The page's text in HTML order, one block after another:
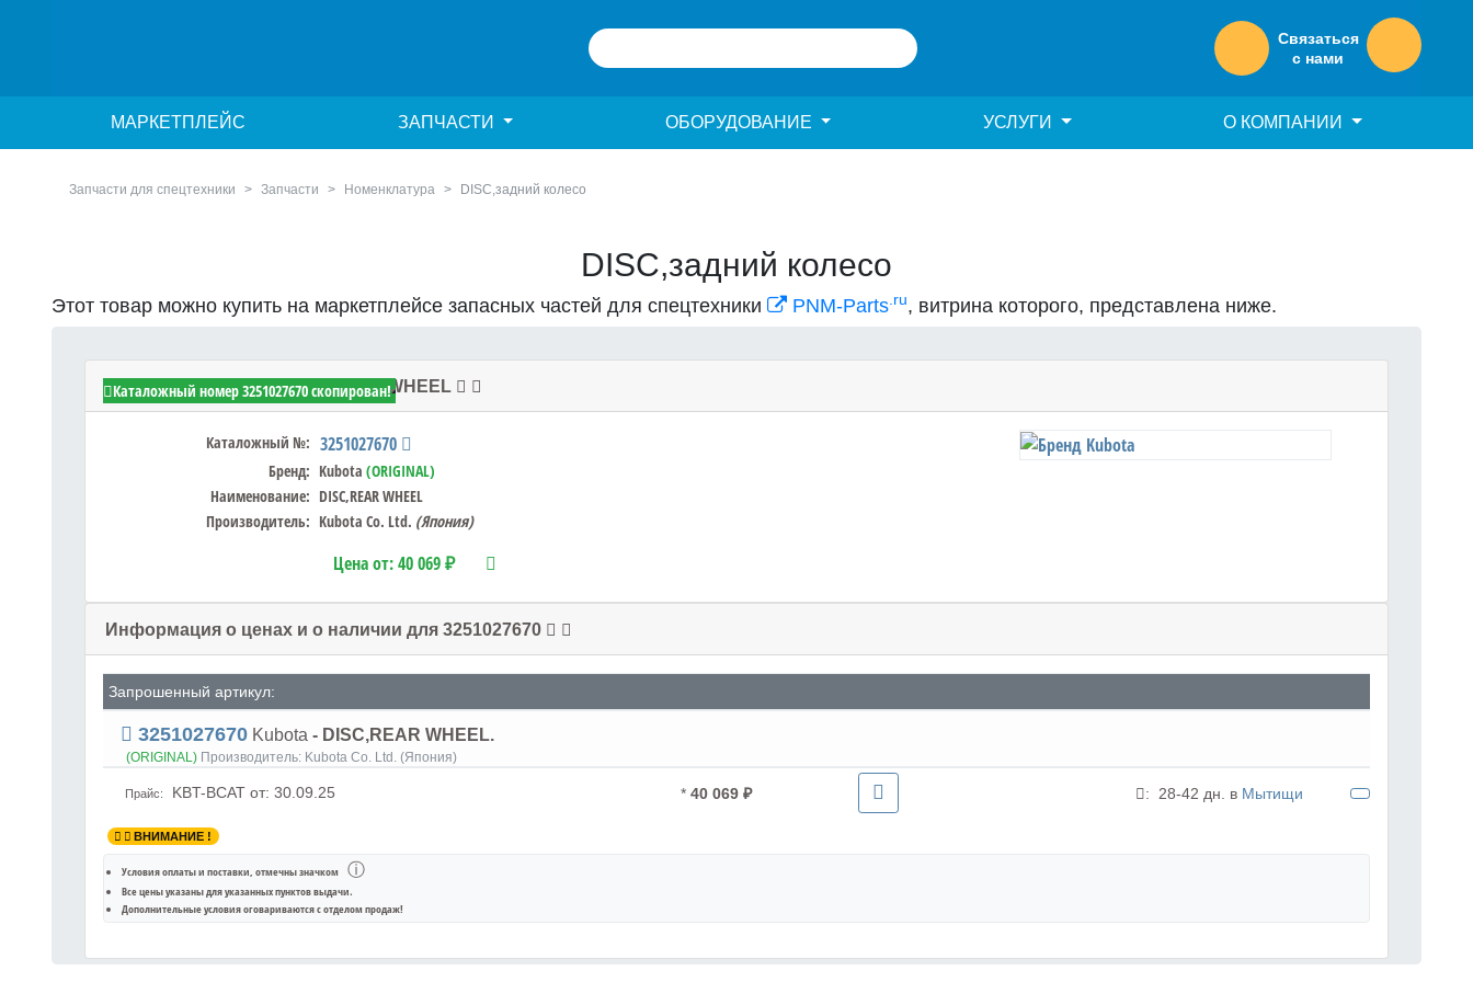
Связаться
с нами
МАРКЕТПЛЕЙС ЗАПЧАСТИ ОБОРУДОВАНИЕ УСЛУГИ О КОМПАНИИ
Запчасти для спецтехники Запчасти Номенклатура DISC,задний колесо
DISC,задний колесо
Этот товар можно купить на маркетплейсе запасных частей для спецтехники PNM-Parts.ru, витрина которого, представлена ниже.
Kubota 3251027670 - DISC,REAR WHEEL
Каталожный №: 3251027670
Бренд: Kubota (ORIGINAL)
Наименование: DISC,REAR WHEEL
Производитель: Kubota Co. Ltd. (Япония)
Цена от:40 069 ₽
Каталожный номер 3251027670 скопирован!
Информация о ценах и о наличии для 3251027670
Запрошенный артикул:
3251027670 Kubota - DISC,REAR WHEEL.
(ORIGINAL)Производитель: Kubota Co. Ltd. (Япония)
Прайс: KBT-BCAT от: 30.09.25 * 40 069 ₽ : 28-42 дн. в Мытищи
ВНИМАНИЕ !
Условия оплаты и поставки , отмечны значком ⓘ
Все цены указаны дляуказанных пунктов выдачи.
Дополнительные условия оговариваются с отделом продаж!